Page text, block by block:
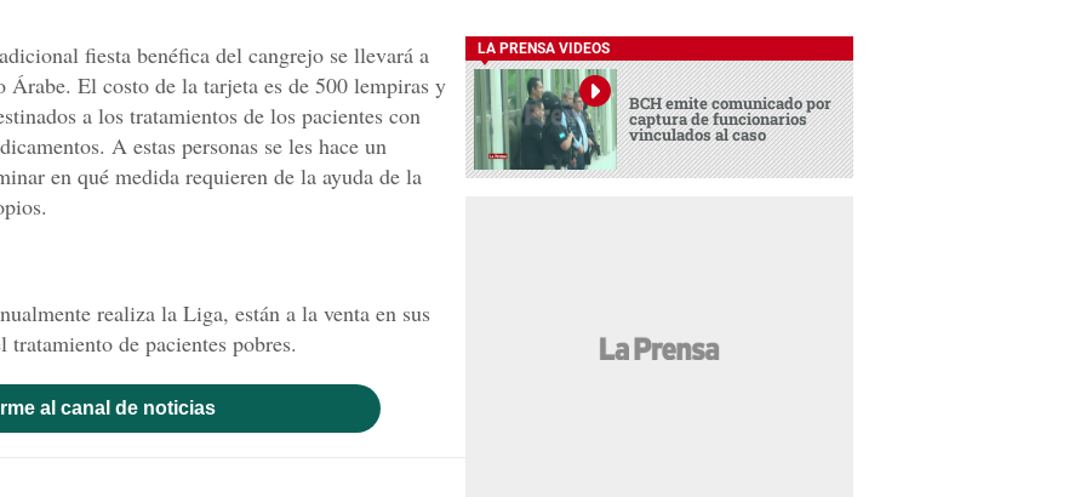
fiesta benéfica del cangrejo se llevará a
Árabe. El costo de la tarjeta es de 500 lempiras y
a los tratamientos de los pacientes con
A estas personas se les hace un
en qué medida requieren de la ayuda de la
realiza la Liga, están a la venta en sus
de pacientes pobres.
al canal de noticias
LA PRENSA VIDEOS
BCH emite comunicado por
captura de funcionarios
vinculados al caso